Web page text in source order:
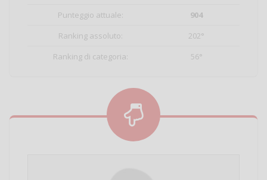
Punteggio attuale:
904
Ranking assoluto:
202°
Ranking di categoria:
56°